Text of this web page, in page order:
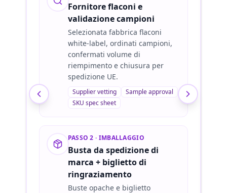
Fornitore flaconi e
validazione campioni
Selezionata fabbrica flaconi
white-label, ordinati campioni,
confermati volume di
riempimento e chiusura per
spedizione UE.
Supplier vetting
Sample approval
SKU spec sheet
PASSO 2 · IMBALLAGGIO
Busta da spedizione di
marca + biglietto di
ringraziamento
Buste opache e biglietto